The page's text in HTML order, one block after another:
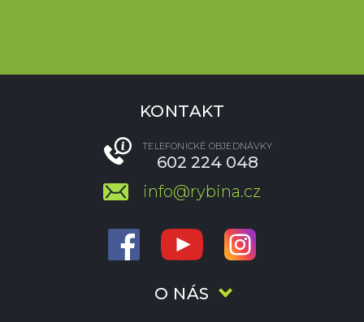
O NÁS
KONTAKT
TELEFONICKÉ OBJEDNÁVKY
602 224 048
info@rybina.cz